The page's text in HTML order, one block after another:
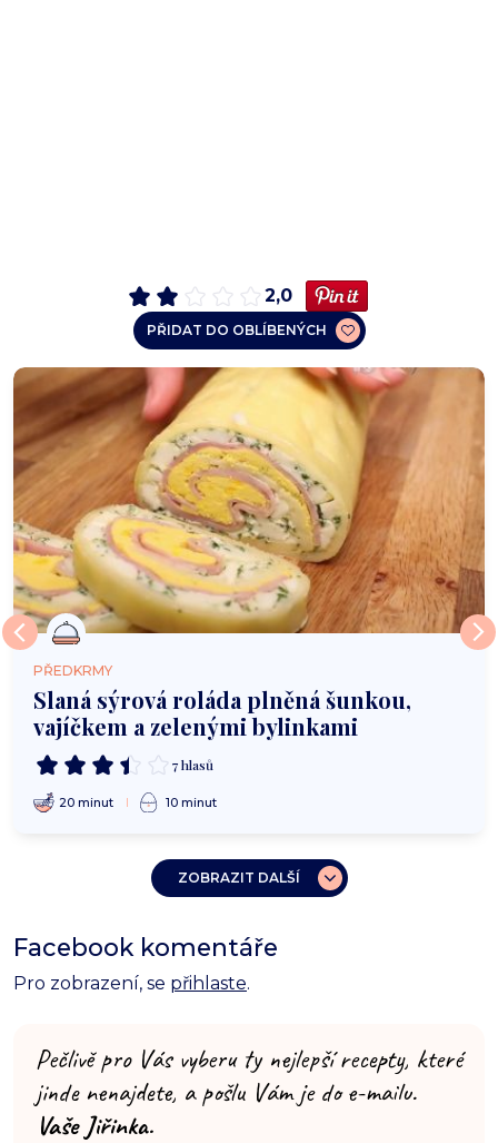
2,0
PŘIDAT DO OBLÍBENÝCH
PŘEDKRMY
Slaná sýrová roláda plněná šunkou,
vajíčkem a zelenými bylinkami
7 hlasů
20 minut 10 minut
ZOBRAZIT DALŠÍ
Facebook komentáře
Pro zobrazení, se přihlaste.
Pečlivě pro Vás vyberu ty nejlepší recepty, které
jinde nenajdete, a pošlu Vám je do e-mailu.
Vaše Jiřinka.